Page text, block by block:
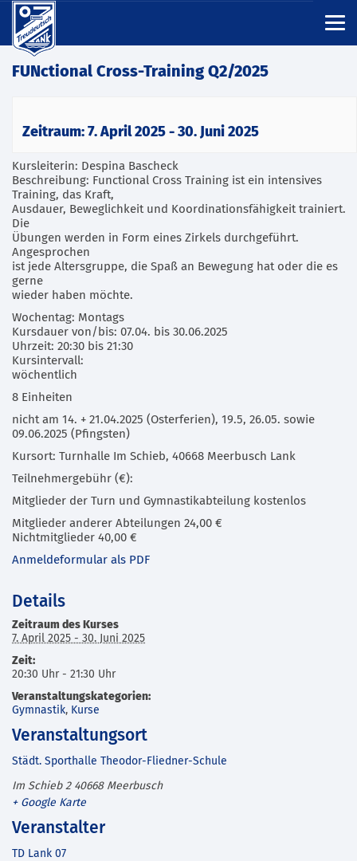
FUNctional Cross-Training Q2/2025
Zeitraum: 7. April 2025 - 30. Juni 2025
Kursleiterin: Despina Bascheck
Beschreibung: Functional Cross Training ist ein intensives
Training, das Kraft,
Ausdauer, Beweglichkeit und Koordinationsfähigkeit trainiert.
Die
Übungen werden in Form eines Zirkels durchgeführt.
Angesprochen
ist jede Altersgruppe, die Spaß an Bewegung hat oder die es
gerne
wieder haben möchte.
Wochentag: Montags
Kursdauer von/bis: 07.04. bis 30.06.2025
Uhrzeit: 20:30 bis 21:30
Kursintervall:
wöchentlich
8 Einheiten
nicht am 14. + 21.04.2025 (Osterferien), 19.5, 26.05. sowie
09.06.2025 (Pfingsten)
Kursort: Turnhalle Im Schieb, 40668 Meerbusch Lank
Teilnehmergebühr (€):
Mitglieder der Turn und Gymnastikabteilung kostenlos
Mitglieder anderer Abteilungen 24,00 €
Nichtmitglieder 40,00 €
Anmeldeformular als PDF
Details
Zeitraum des Kurses
7. April 2025 - 30. Juni 2025
Zeit:
20:30 Uhr - 21:30 Uhr
Veranstaltungskategorien:
Gymnastik, Kurse
Veranstaltungsort
Städt. Sporthalle Theodor-Fliedner-Schule
Im Schieb 2 40668 Meerbusch
+ Google Karte
Veranstalter
TD Lank 07